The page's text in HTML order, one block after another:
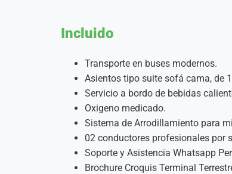
Incluido
Transporte en buses modernos.
Asientos tipo suite sofá cama, de
Servicio a bordo de bebidas
Oxigeno medicado.
Sistema de Arrodillamiento para
02 conductores profesionales por
Soporte y Asistencia Whatsapp
Brochure Croquis Terminal